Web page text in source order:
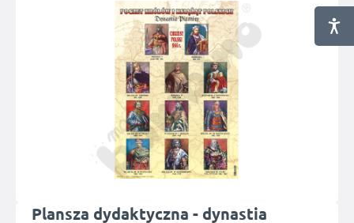
Pomiń galerię zdjęć
Plansza dydaktyczna - dynastia